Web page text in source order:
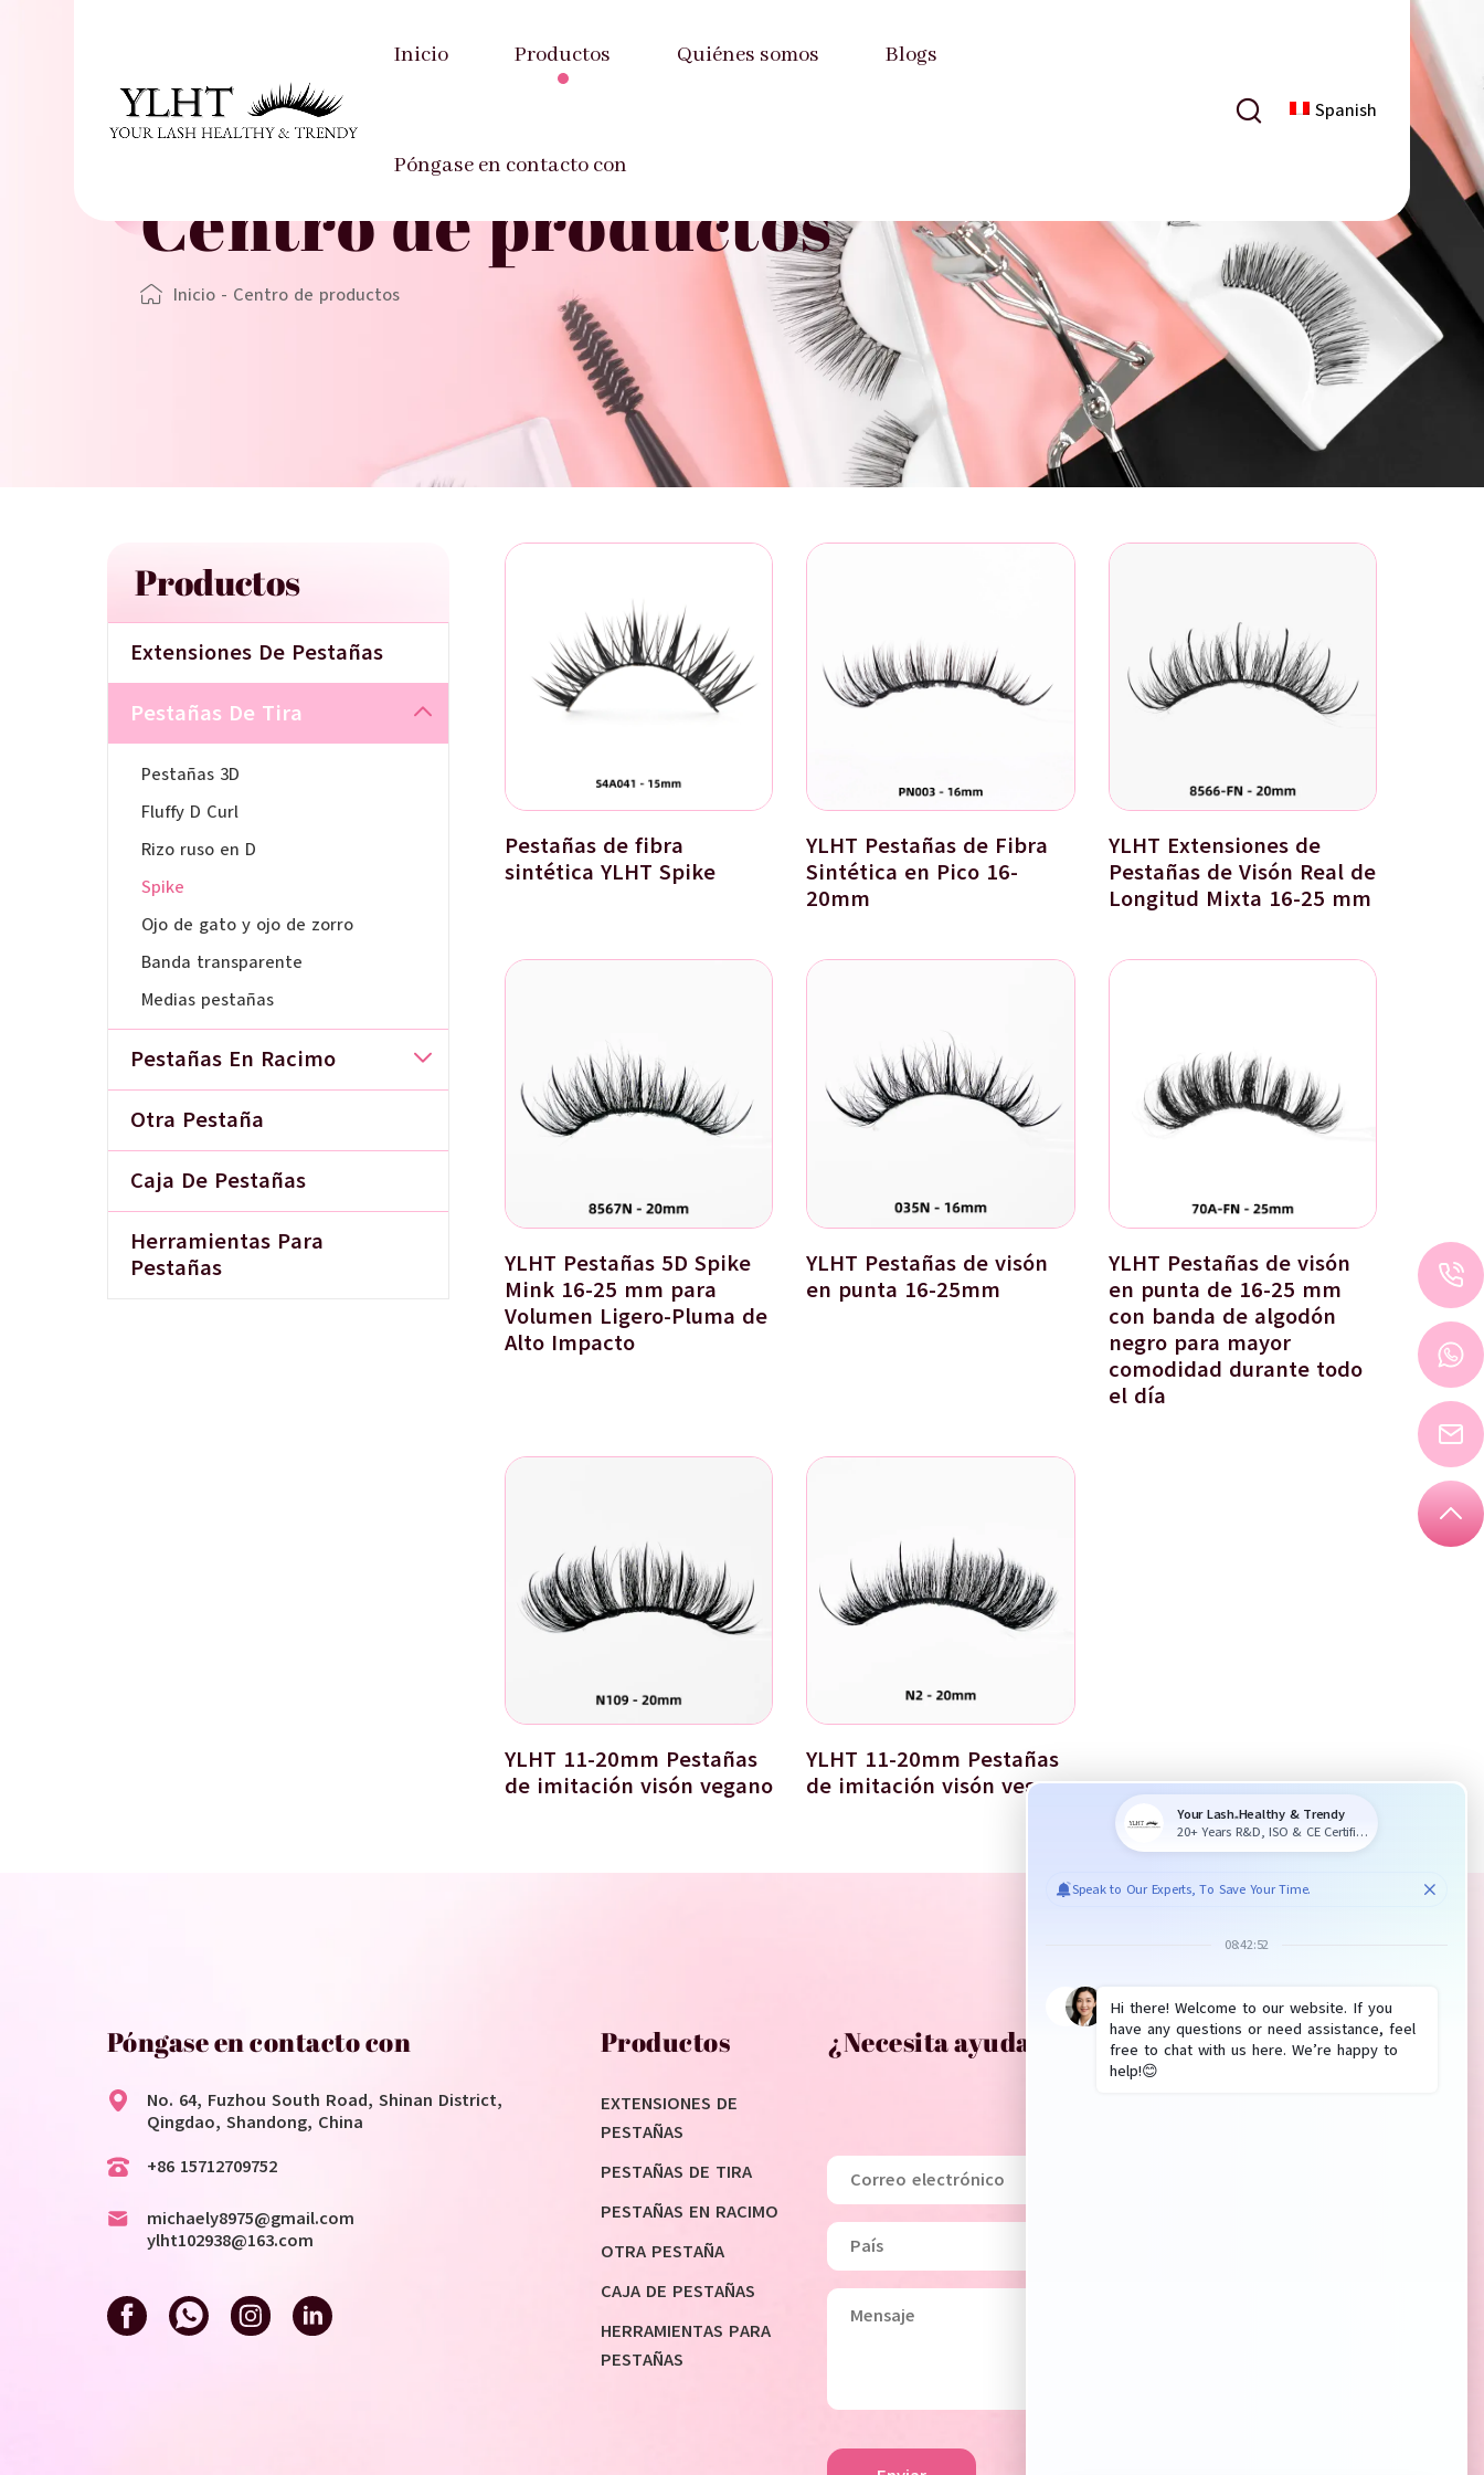
Inicio Productos Quiénes somos Blogs
Póngase en contacto con
Spanish
Centro de productos
Inicio - Centro de productos
Productos
Extensiones De Pestañas
Pestañas De Tira
Pestañas 3D
Fluffy D Curl
Rizo ruso en D
Spike
Ojo de gato y ojo de zorro
Banda transparente
Medias pestañas
Pestañas En Racimo
Otra Pestaña
Caja De Pestañas
Herramientas Para
Pestañas
Pestañas de fibra
sintética YLHT Spike
YLHT Pestañas de Fibra
Sintética en Pico 16-
20mm
YLHT Extensiones de
Pestañas de Visón Real de
Longitud Mixta 16-25 mm
YLHT Pestañas 5D Spike
Mink 16-25 mm para
Volumen Ligero-Pluma de
Alto Impacto
YLHT Pestañas de visón
en punta 16-25mm
YLHT Pestañas de visón
en punta de 16-25 mm
con banda de algodón
negro para mayor
comodidad durante todo
el día
YLHT 11-20mm Pestañas
de imitación visón vegano
YLHT 11-20mm Pestañas
de imitación visón vegano
Póngase en contacto con
No. 64, Fuzhou South Road, Shinan District,
Qingdao, Shandong, China
+86 15712709752
michaely8975@gmail.com
ylht102938@163.com
Productos
EXTENSIONES DE
PESTAÑAS
PESTAÑAS DE TIRA
PESTAÑAS EN RACIMO
OTRA PESTAÑA
CAJA DE PESTAÑAS
HERRAMIENTAS PARA
PESTAÑAS
¿Necesita ayuda? Déjenos un mensaje.